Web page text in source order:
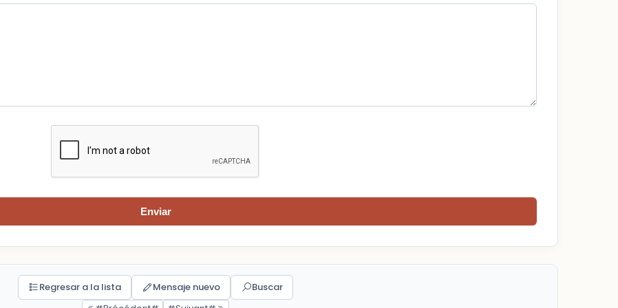
Enviar
Regresar a la lista Mensaje nuevo
Buscar